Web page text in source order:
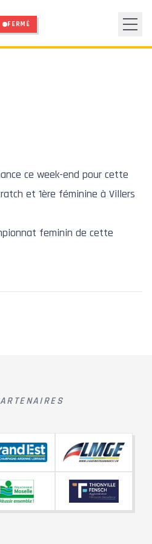
FERMÉ
ce week-end pour cette
et 1ère féminine à Villers
feminin de cette